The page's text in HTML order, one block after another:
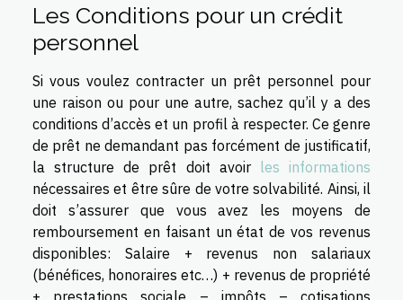
Les Conditions pour un crédit
personnel
Si vous voulez contracter un prêt personnel pour
une raison ou pour une autre, sachez qu’il y a des
conditions d’accès et un profil à respecter. Ce genre
de prêt ne demandant pas forcément de justificatif,
la structure de prêt doit avoir les informations
nécessaires et être sûre de votre solvabilité. Ainsi, il
doit s’assurer que vous avez les moyens de
remboursement en faisant un état de vos revenus
disponibles: Salaire + revenus non salariaux
(bénéfices, honoraires etc…) + revenus de propriété
+ prestations sociale – impôts – cotisations